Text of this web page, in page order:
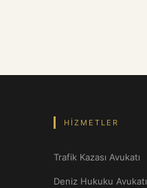
HIZMETLER
Trafik Kazası Avukatı
Deniz Hukuku Avukatı